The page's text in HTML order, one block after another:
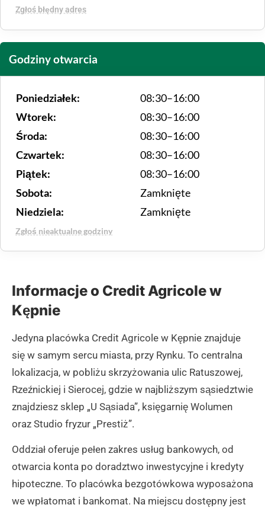
Zgłoś błędny adres
Godziny otwarcia
Poniedziałek:
08:30–16:00
Wtorek:
08:30–16:00
Środa:
08:30–16:00
Czwartek:
08:30–16:00
Piątek:
08:30–16:00
Sobota:
Zamknięte
Niedziela:
Zamknięte
Zgłoś nieaktualne godziny
Informacje o Credit Agricole w
Kępnie
Jedyna placówka Credit Agricole w Kępnie znajduje
się w samym sercu miasta, przy Rynku. To centralna
lokalizacja, w pobliżu skrzyżowania ulic Ratuszowej,
Rzeźnickiej i Sierocej, gdzie w najbliższym sąsiedztwie
znajdziesz sklep „U Sąsiada”, księgarnię Wolumen
oraz Studio fryzur „Prestiż”.
Oddział oferuje pełen zakres usług bankowych, od
otwarcia konta po doradztwo inwestycyjne i kredyty
hipoteczne. To placówka bezgotówkowa wyposażona
we wpłatomat i bankomat. Na miejscu dostępny jest